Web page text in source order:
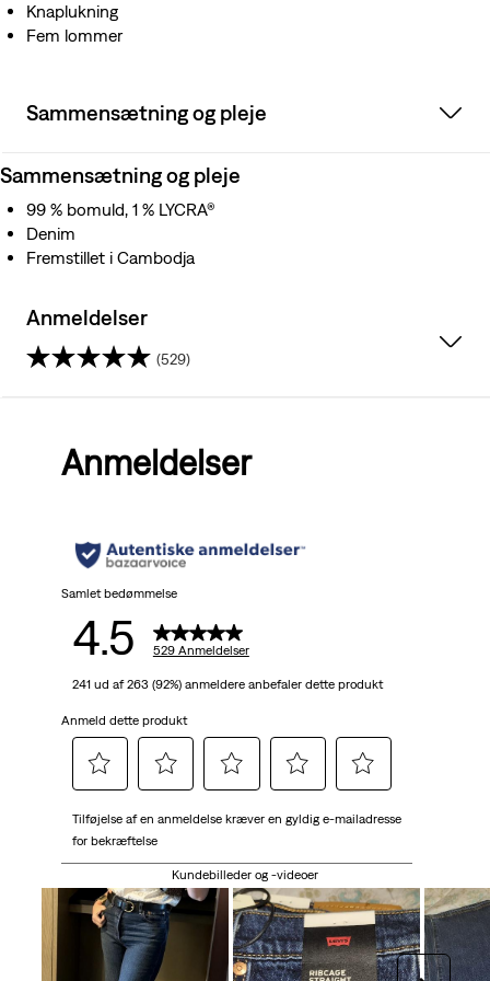
Knaplukning
Fem lommer
Sammensætning og pleje
Sammensætning og pleje
99 % bomuld, 1 % LYCRA®
Denim
Fremstillet i Cambodja
Anmeldelser
(529)
stjerner.
529
anmeldelser
Anmeldelser
Samlet bedømmelse
4.5 529 Anmeldelser
241 ud af 263 (92%) anmeldere anbefaler dette produkt
Anmeld dette produkt
for
at
varen
med
stjerne.
for
at
bedømme
varen
med
2
stjerner.
for
bedømme
varen
med
3
stjerner.
for
bedømme
varen
med
4
stjerner.
for
varen
med
5
stjerner.
Tilføjelse af en anmeldelse kræver en gyldig e-mailadresse
for bekræftelse
Kundebilleder og -videoer